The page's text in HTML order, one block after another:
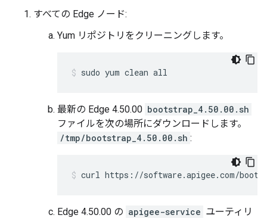
すべての Edge ノード:
Yum リポジトリをクリーニングします。
sudo yum clean all
最新の Edge 4.50.00 bootstrap_4.50.00.sh
ファイルを次の場所にダウンロードします。
/tmp/bootstrap_4.50.00.sh :
curl https://software.apigee.com/
Edge 4.50.00 の apigee-service ユーティリ